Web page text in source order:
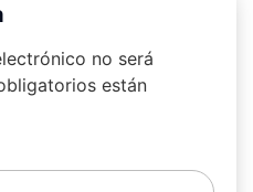
no será
están